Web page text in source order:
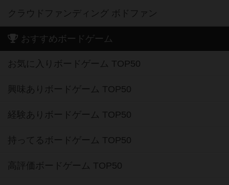
クラウドファンディング ボドファン
おすすめボードゲーム
お気に入りボードゲーム TOP50
興味ありボードゲーム TOP50
経験ありボードゲーム TOP50
持ってるボードゲーム TOP50
高評価ボードゲーム TOP50